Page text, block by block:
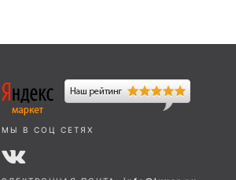
МЫ В СОЦ СЕТЯХ